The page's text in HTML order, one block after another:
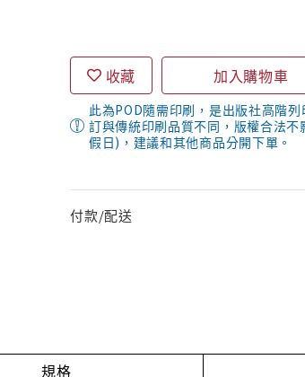
收藏 加入購物車
此為POD隨需印刷，是出版社高階
訂與傳統印刷品質不同，版權合法
假日)，建議和其他商品分開下單。
付款/配送
規格